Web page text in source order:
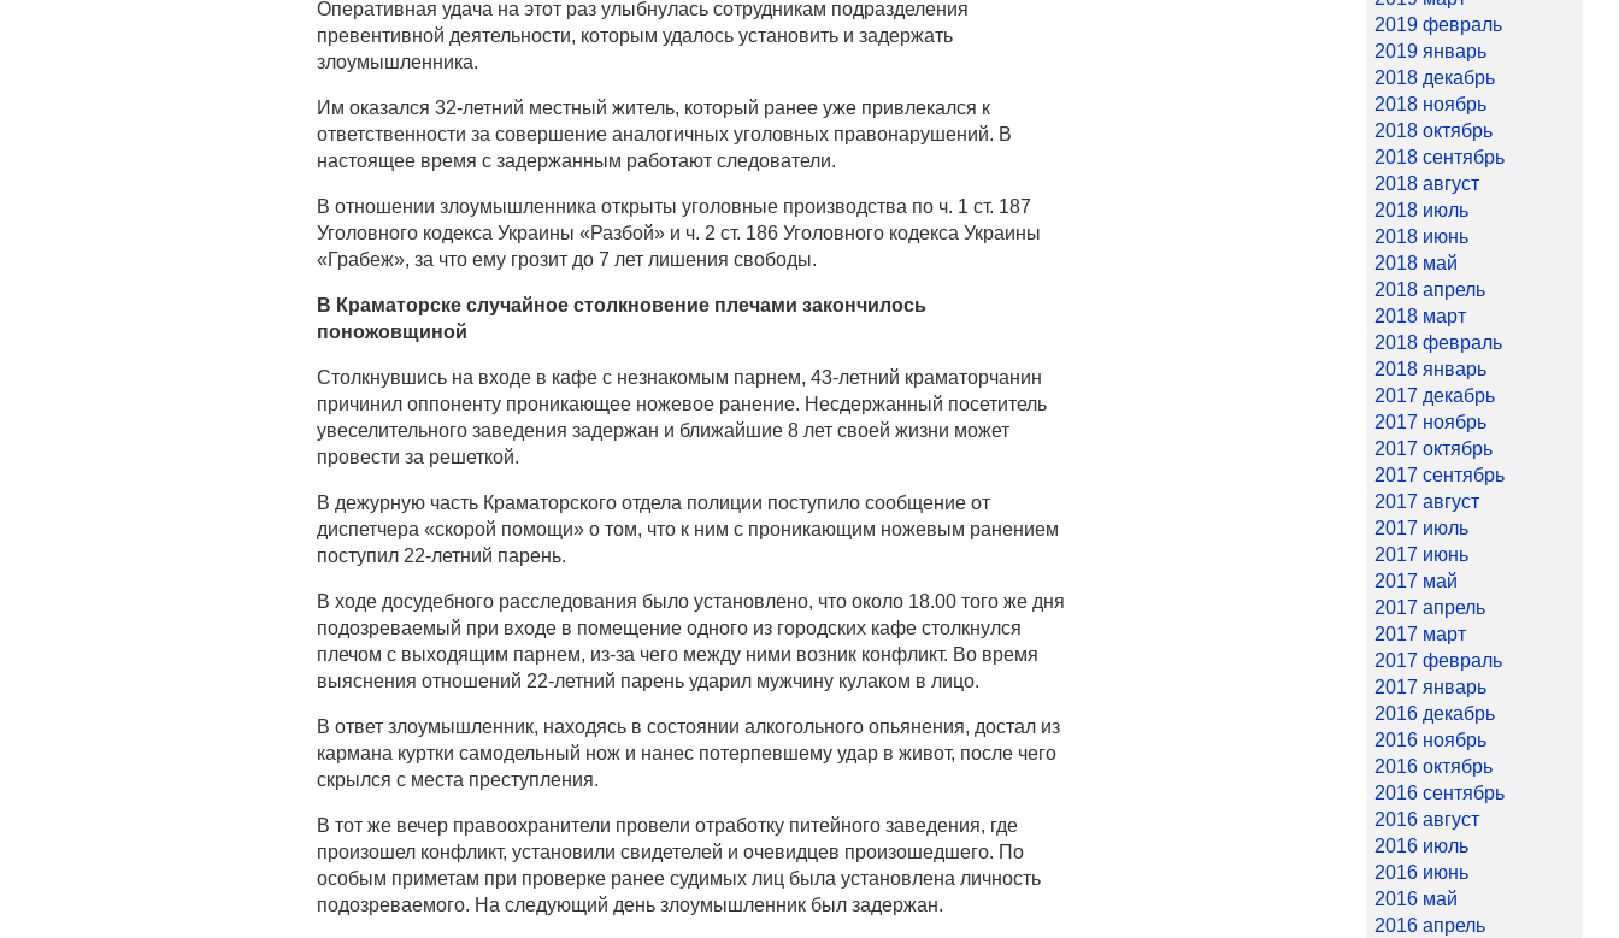
Оперативная удача на этот раз улыбнулась сотрудникам подразделения
превентивной деятельности, которым удалось установить и задержать
злоумышленника.
Им оказался 32-летний местный житель, который ранее уже привлекался к
ответственности за совершение аналогичных уголовных правонарушений. В
настоящее время с задержанным работают следователи.
В отношении злоумышленника открыты уголовные производства по ч. 1 ст. 187
Уголовного кодекса Украины «Разбой» и ч. 2 ст. 186 Уголовного кодекса Украины
«Грабеж», за что ему грозит до 7 лет лишения свободы.
В Краматорске случайное столкновение плечами закончилось
поножовщиной
Столкнувшись на входе в кафе с незнакомым парнем, 43-летний краматорчанин
причинил оппоненту проникающее ножевое ранение. Несдержанный посетитель
увеселительного заведения задержан и ближайшие 8 лет своей жизни может
провести за решеткой.
В дежурную часть Краматорского отдела полиции поступило сообщение от
диспетчера «скорой помощи» о том, что к ним с проникающим ножевым ранением
поступил 22-летний парень.
В ходе досудебного расследования было установлено, что около 18.00 того же дня
подозреваемый при входе в помещение одного из городских кафе столкнулся
плечом с выходящим парнем, из-за чего между ними возник конфликт. Во время
выяснения отношений 22-летний парень ударил мужчину кулаком в лицо.
В ответ злоумышленник, находясь в состоянии алкогольного опьянения, достал из
кармана куртки самодельный нож и нанес потерпевшему удар в живот, после чего
скрылся с места преступления.
В тот же вечер правоохранители провели отработку питейного заведения, где
произошел конфликт, установили свидетелей и очевидцев произошедшего. По
особым приметам при проверке ранее судимых лиц была установлена личность
подозреваемого. На следующий день злоумышленник был задержан.
2019 февраль
2019 январь
2018 декабрь
2018 ноябрь
2018 октябрь
2018 сентябрь
2018 август
2018 июль
2018 июнь
2018 май
2018 апрель
2018 март
2018 февраль
2018 январь
2017 декабрь
2017 ноябрь
2017 октябрь
2017 сентябрь
2017 август
2017 июль
2017 июнь
2017 май
2017 апрель
2017 март
2017 февраль
2017 январь
2016 декабрь
2016 ноябрь
2016 октябрь
2016 сентябрь
2016 август
2016 июль
2016 июнь
2016 май
2016 апрель